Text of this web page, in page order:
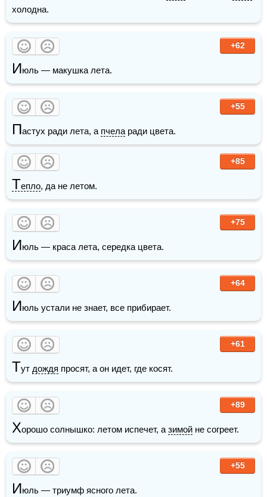
холодна.
+62
Июль — макушка лета.
+55
Пастух ради лета, а пчела ради цвета.
+85
Тепло, да не летом.
+75
Июль — краса лета, середка цвета.
+64
Июль устали не знает, все прибирает.
+61
Тут дождя просят, а он идет, где косят.
+89
Хорошо солнышко: летом испечет, а зимой не согреет.
+55
Июль — триумф ясного лета.